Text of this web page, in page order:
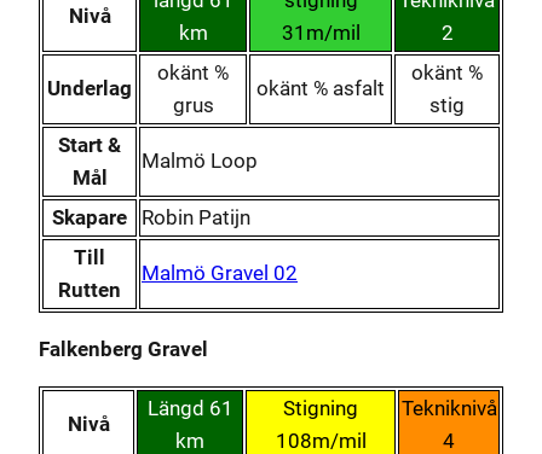
Nivå
km
31m/mil
2
Underlag
okänt %
grus
okänt % asfalt
okänt %
stig
Start &
Mål
Malmö Loop
Skapare
Robin Patijn
Till
Rutten
Malmö Gravel 02
Falkenberg Gravel
Nivå
Längd 61
km
Stigning
108m/mil
Tekniknivå
4